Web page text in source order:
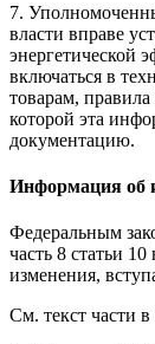
7.
власти вправе
энергетической
включаться в
товарам,
которой эта
документацию.
Информация об
Федеральным
часть 8 статьи
изменения,
См. текст части